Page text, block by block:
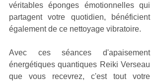
véritables éponges émotionnelles qui
partagent votre quotidien, bénéficient
également de ce nettoyage vibratoire.
Avec ces séances d'apaisement
énergétiques quantiques Reiki Verseau
que vous recevrez, c'est tout votre